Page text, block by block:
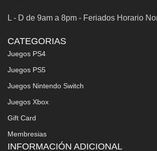
L - D de 9am a 8pm - Feriados Horario
CATEGORIAS
Juegos PS4
Juegos PS5
Juegos Nintendo Switch
Juegos Xbox
Gift Card
Membresias
INFORMACIÓN ADICIONAL